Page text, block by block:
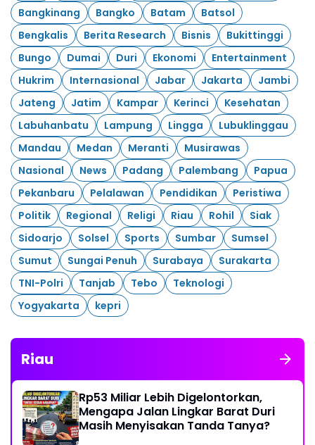
Bangkinang Bangko Batam
Batsol
Bengkalis
Berita Research Bisnis
Bukittinggi
Bungo
Dumai Duri Ekonomi
Entertainment
Hukrim
Internasional Jabar Jakarta
Jambi
Jateng
Jatim Kampar Kerinci
Kesehatan
Labuhanbatu
Lampung Lingga
Lubuklinggau
Mandau
Medan Meranti
Musirawas
Nasional
News Padang Palembang
Papua
Pekanbaru
Pelalawan Pendidikan
Peristiwa
Politik
Regional Religi Riau Rohil
Siak
Sidoarjo
Solsel Sports Sumbar
Sumsel
Sumut
Sungai Penuh Surabaya
Surakarta
TNI-Polri
Tanjab Tebo
Teknologi
Yogyakarta
kepri
Riau
Rp53 Miliar Lebih Digelontorkan,
Mengapa Jalan Lingkar Barat Duri
Masih Menyisakan Tanda Tanya?